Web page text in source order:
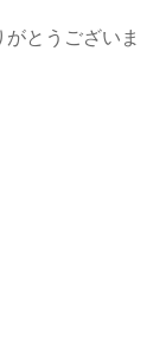
とうございま